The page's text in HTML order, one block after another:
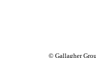
© Gallagher